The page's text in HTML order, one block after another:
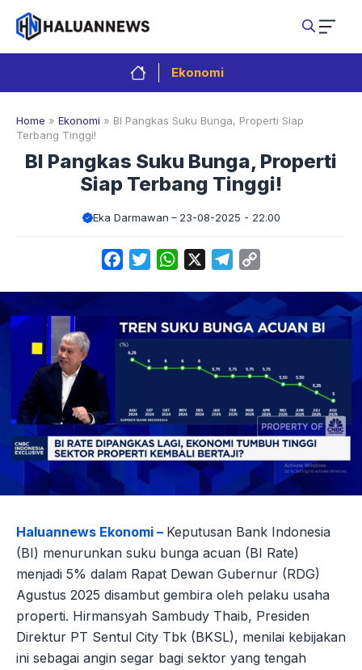
Langsung
isi
Ekonomi
Home » Ekonomi » BI Pangkas Suku Bunga, Properti Siap
Terbang Tinggi!
BI Pangkas Suku Bunga, Properti
Siap Terbang Tinggi!
Eka Darmawan 23-08-2025 - 22.00
FacebookTwitterWhatsApp Telegram
Haluannews Ekonomi – Keputusan Bank Indonesia
(BI) menurunkan suku bunga acuan (BI Rate)
menjadi 5% dalam Rapat Dewan Gubernur (RDG)
Agustus 2025 disambut gembira oleh pelaku usaha
properti. Hirmansyah Sambudy Thaib, Presiden
Direktur PT Sentul City Tbk (BKSL), menilai kebijakan
ini sebagai angin segar bagi sektor yang tengah